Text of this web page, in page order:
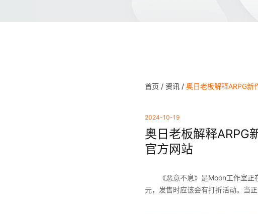
首页 / 资讯 / 奥日老板解释ARPG
2024-10-19
奥日老板解释ARPG
官方网站
《恶意不息》是Moon工作室
元，发售时应该会有打折活动。当